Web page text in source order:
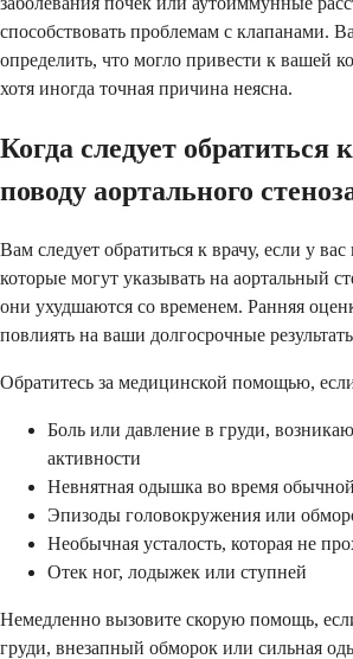
способствовать проблемам с клапанами.
определить, что могло привести к вашей
хотя иногда точная причина неясна.
Когда следует обратиться
поводу аортального
Вам следует обратиться к врачу, если у
которые могут указывать на аортальный
они ухудшаются со временем. Ранняя
повлиять на ваши долгосрочные
Обратитесь за медицинской помощью,
Боль или давление в груди,
активности
Невнятная одышка во время обычной
Эпизоды головокружения или
Необычная усталость, которая не
Отек ног, лодыжек или ступней
Немедленно вызовите скорую помощь,
груди, внезапный обморок или сильная